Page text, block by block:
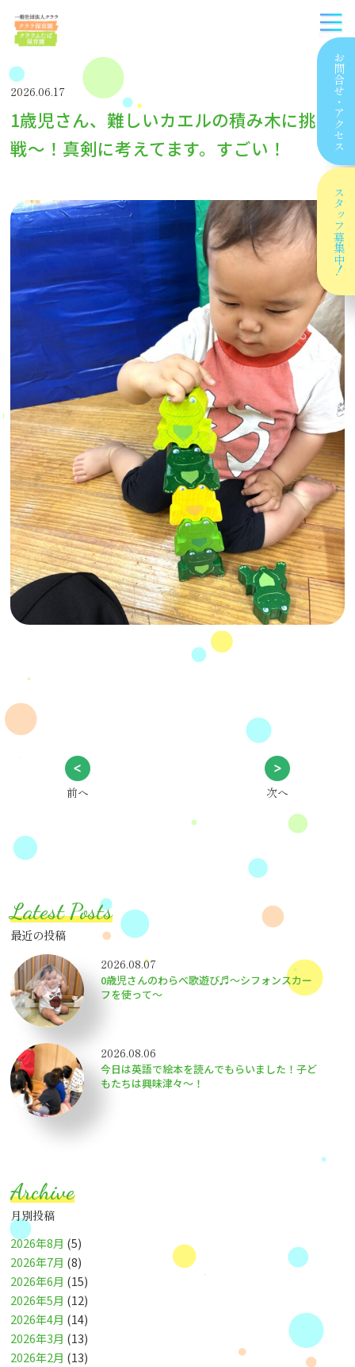
お問合せ
・
アクセス
スタッフ
募集中！
2026.06.17
1歳児さん、難しいカエルの積み木に挑
戦〜！真剣に考えてます。すごい！
前へ 次へ
Latest Posts
最近の投稿
2026.08.07
0歳児さんのわらべ歌遊び♬～シフォンスカー
フを使って～
2026.08.06
今日は英語で絵本を読んでもらいました！子ど
もたちは興味津々〜！
Archive
月別投稿
2026年8月 (5)
2026年7月 (8)
2026年6月 (15)
2026年5月 (12)
2026年4月 (14)
2026年3月 (13)
2026年2月 (13)